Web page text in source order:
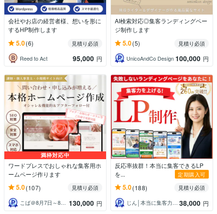
会社やお店の経営者様、想いを形に
するHP制作します
5.0(6)
見積り必須
Reed to Act
95,000 円
AI検索対応◎集客ランディングペー
ジ制作します
5.0(5)
見積り必須
UnicoAndCo Design 100,000 円
満枠対応中
ワードプレスでおしゃれな集客用ホ
ームページ作ります
5.0(107)
見積り必須
こば＠8月7日～8月16日夏季休業 130,000 円
反応率抜群！本当に集客できるLP
を...
定期購入可
5.0(188)
見積り必須
じん│本当に集客力抜群のLP・HP制作 38,000 円